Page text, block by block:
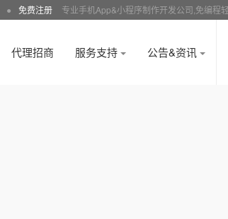
● 免费注册 专业手机App&小程序制作开发公司,免编程
代理招商 服务支持 公告&资讯